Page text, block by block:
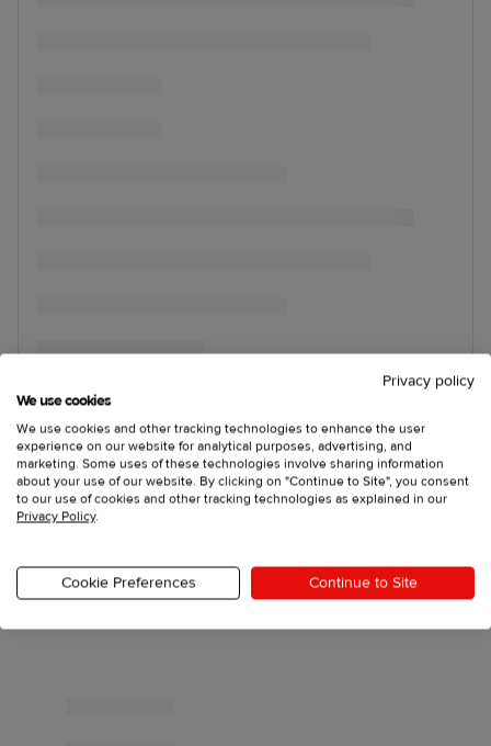
Privacy policy
We use cookies
We use cookies and other tracking technologies to enhance the user
experience on our website for analytical purposes, advertising, and
marketing. Some uses of these technologies involve sharing information
about your use of our website. By clicking on "Continue to Site", you consent
to our use of cookies and other tracking technologies as explained in our
Privacy Policy.
Cookie Preferences Continue to Site